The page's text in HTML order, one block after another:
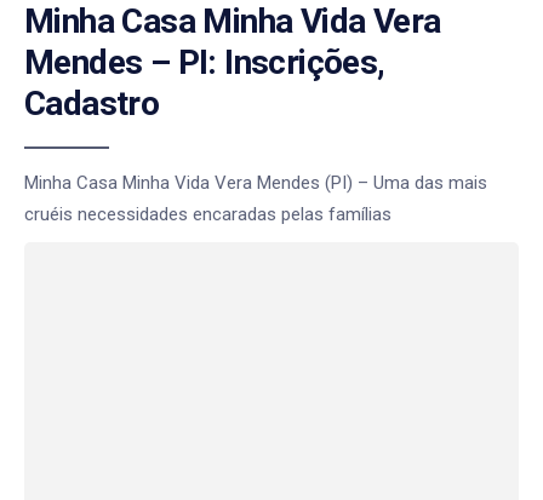
Minha Casa Minha Vida Vera
Mendes – PI: Inscrições,
Cadastro
Minha Casa Minha Vida Vera Mendes (PI) – Uma das mais
cruéis necessidades encaradas pelas famílias